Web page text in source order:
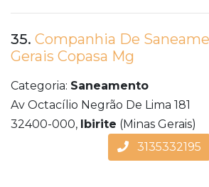
35. Companhia De
Gerais Copasa Mg
Categoria: Saneamento
Av Octacílio Negrão De Lima 181
32400-000,
Ibirite (Minas Gerais)
3135332195